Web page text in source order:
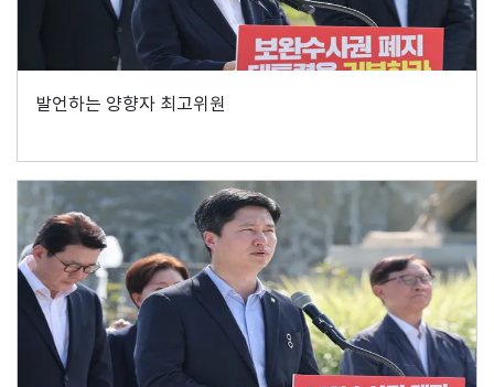
발언하는 양향자 최고위원